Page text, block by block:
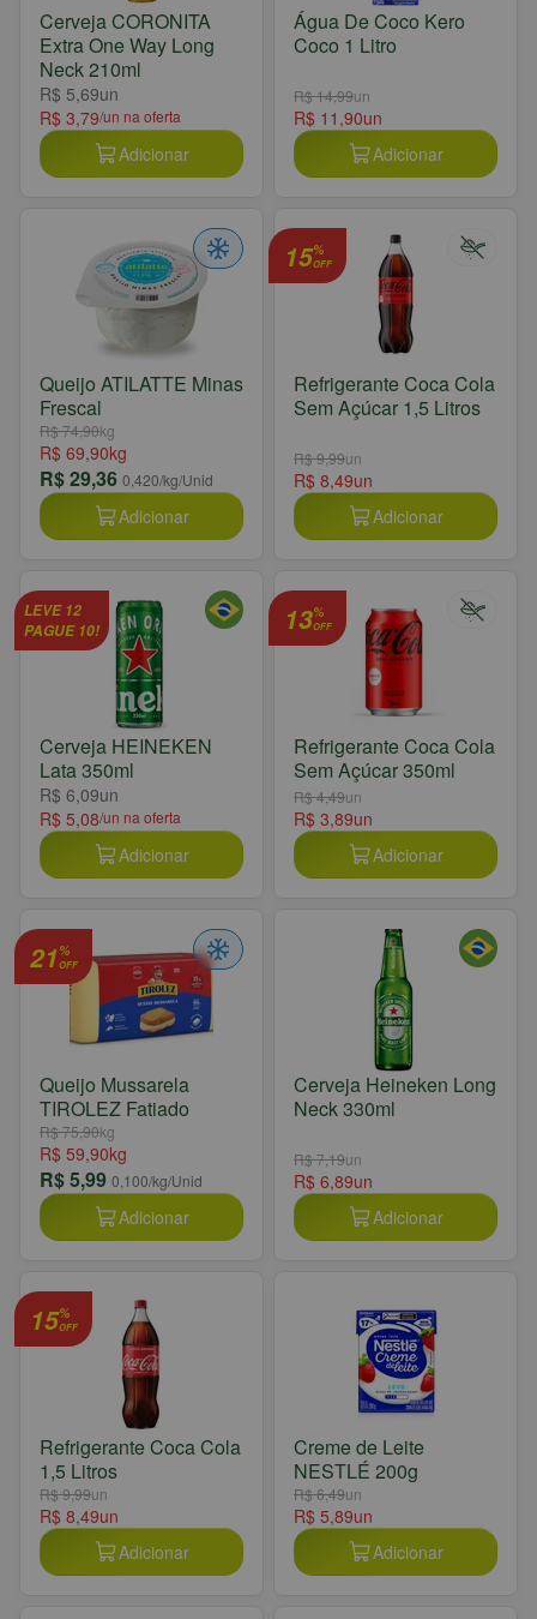
Cerveja CORONITA
Extra One Way Long
Neck 210ml
R$ 5,69un
R$ 3,79/un na oferta
Adicionar
Água De Coco Kero
Coco 1 Litro
R$ 14,99un
R$ 11,90un
Adicionar
Queijo ATILATTE Minas
Frescal
R$ 74,90kg
R$ 69,90kg
R$ 29,36 0,420/kg/Unid
Adicionar
15%
OFF
Refrigerante Coca Cola
Sem Açúcar 1,5 Litros
R$ 9,99un
R$ 8,49un
Adicionar
LEVE 12
PAGUE 10!
Cerveja HEINEKEN
Lata 350ml
R$ 6,09un
R$ 5,08/un na oferta
Adicionar
13%
OFF
Refrigerante Coca Cola
Sem Açúcar 350ml
R$ 4,49un
R$ 3,89un
Adicionar
21 %
OFF
Queijo Mussarela
TIROLEZ Fatiado
R$ 75,90kg
R$ 59,90kg
R$ 5,99 0,100/kg/Unid
Adicionar
Cerveja Heineken Long
Neck 330ml
R$ 7,19un
R$ 6,89un
Adicionar
15%
OFF
Refrigerante Coca Cola
1,5 Litros
R$ 9,99un
R$ 8,49un
Adicionar
Creme de Leite
NESTLÉ 200g
R$ 6,49un
R$ 5,89un
Adicionar